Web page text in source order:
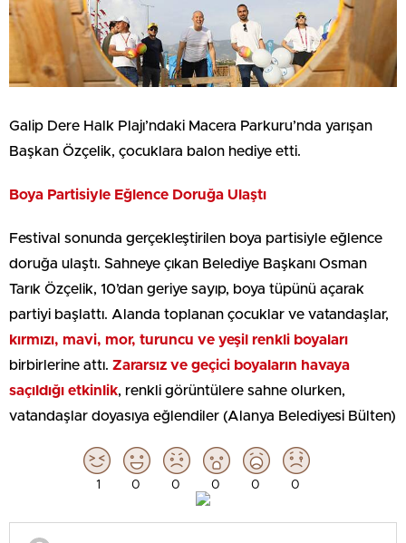
Galip Dere Halk Plajı’ndaki Macera Parkuru’nda yarışan
Başkan Özçelik, çocuklara balon hediye etti.
Boya Partisiyle Eğlence Doruğa Ulaştı
Festival sonunda gerçekleştirilen boya partisiyle eğlence
doruğa ulaştı. Sahneye çıkan Belediye Başkanı Osman
Tarık Özçelik, 10’dan geriye sayıp, boya tüpünü açarak
partiyi başlattı. Alanda toplanan çocuklar ve vatandaşlar,
kırmızı, mavi, mor, turuncu ve yeşil renkli boyaları
birbirlerine attı. Zararsız ve geçici boyaların havaya
saçıldığı etkinlik, renkli görüntülere sahne olurken,
vatandaşlar doyasıya eğlendiler (Alanya Belediyesi Bülten)
1 0 0 0 0 0